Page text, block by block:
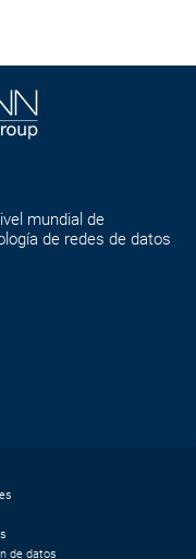
mundial de
de redes de datos
de datos